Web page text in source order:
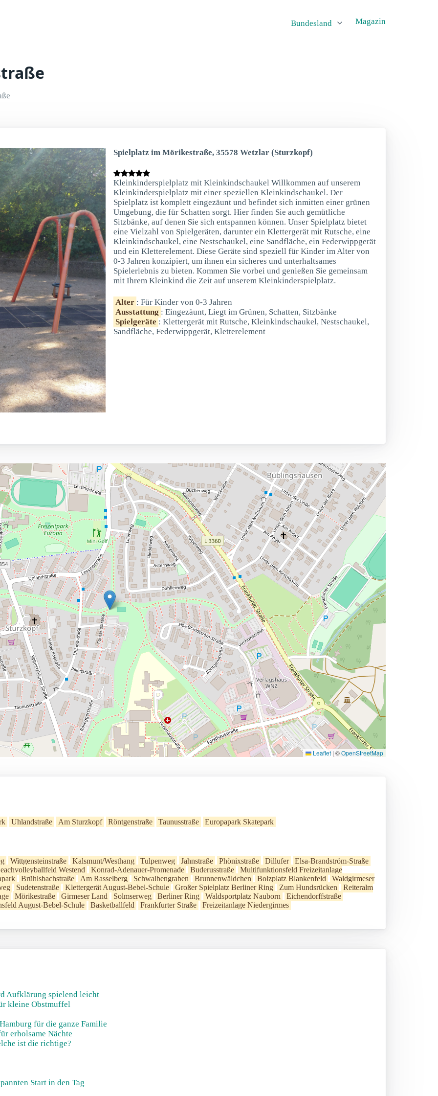
Bundesland Magazin
Spielplatz im Mörikestraße, 35578 Wetzlar (Sturzkopf)
Kleinkinderspielplatz mit Kleinkindschaukel Willkommen auf unserem
Kleinkinderspielplatz mit einer speziellen Kleinkindschaukel. Der
Spielplatz ist komplett eingezäunt und befindet sich inmitten einer grünen
Umgebung, die für Schatten sorgt. Hier finden Sie auch gemütliche
Sitzbänke, auf denen Sie sich entspannen können. Unser Spielplatz bietet
eine Vielzahl von Spielgeräten, darunter ein Klettergerät mit Rutsche, eine
Kleinkindschaukel, eine Nestschaukel, eine Sandfläche, ein Federwippgerät
und ein Kletterelement. Diese Geräte sind speziell für Kinder im Alter von
0-3 Jahren konzipiert, um ihnen ein sicheres und unterhaltsames
Spielerlebnis zu bieten. Kommen Sie vorbei und genießen Sie gemeinsam
mit Ihrem Kleinkind die Zeit auf unserem Kleinkinderspielplatz.
Alter : Für Kinder von 0-3 Jahren
Ausstattung : Eingezäunt, Liegt im Grünen, Schatten, Sitzbänke
Spielgeräte : Klettergerät mit Rutsche, Kleinkindschaukel, Nestschaukel,
Sandfläche, Federwippgerät, Kletterelement
Leaflet | ©OpenStreetMap
Uhlandstraße Am Sturzkopf Röntgenstraße Taunusstraße Europapark Skatepark
Wittgensteinstraße Kalsmunt/Westhang Tulpenweg Jahnstraße Phönixstraße Dillufer
Elsa-Brandström-Straße
Westend
Konrad-Adenauer-Promenade Buderusstraße
Multifunktionsfeld Freizeitanlage
Brühlsbachstraße Am Rasselberg Schwalbengraben Brunnenwäldchen Bolzplatz Blankenfeld
Waldgirmeser
Sudetenstraße Klettergerät August-Bebel-Schule Großer Spielplatz Berliner Ring Zum Hundsrücken
Reiteralm
Mörikestraße Girmeser Land Solmserweg Berliner Ring Waldsportplatz Nauborn
Eichendorffstraße
August-Bebel-Schule
Basketballfeld Frankfurter Straße Freizeitanlage Niedergirmes
Aufklärung spielend leicht
kleine Obstmuffel
für die ganze Familie
erholsame Nächte
ist die richtige?
Start in den Tag